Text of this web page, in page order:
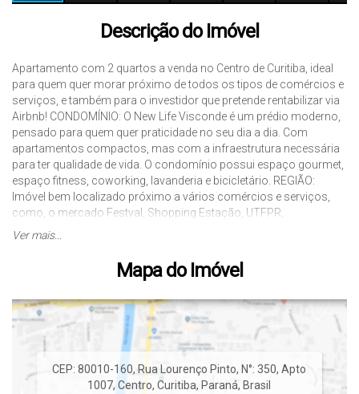
Descrição do Imóvel
Apartamento com 2 quartos a venda no Centro de Curitiba, ideal
para quem quer morar próximo de todos os tipos de comércios e
serviços, e também para o investidor que pretende rentabilizar via
Airbnb! CONDOMÍNIO: O New Life Visconde é um prédio moderno,
pensado para quem quer praticidade no seu dia a dia. Com
apartamentos compactos, mas com a infraestrutura necessária
para ter qualidade de vida. O condomínio possui espaço gourmet,
espaço fitness, coworking, lavanderia e bicicletário. REGIÃO:
Imóvel bem localizado próximo a vários comércios e serviços,
como, o mercado Festval, Shopping Estação, UTFPR,
Rodoferroviária, além do transporte público, entre outros.
utilizar carta de consórcio e FGTS. Gostou do imóvel? Agende já
uma visita com um de nossos corretores! Obs: Valor e
Ver mais...
Mapa do Imóvel
CEP: 80010-160, Rua Lourenço Pinto, N°: 350,Apto
1007,Centro,Curitiba, Paraná, Brasil